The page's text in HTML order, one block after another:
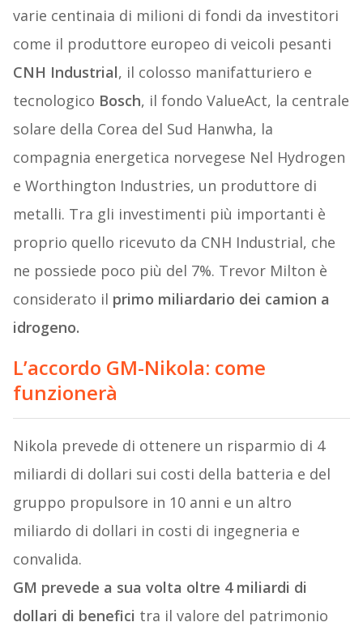
varie centinaia di milioni di fondi da investitori
come il produttore europeo di veicoli pesanti
CNH Industrial, il colosso manifatturiero e
tecnologico Bosch, il fondo ValueAct, la centrale
solare della Corea del Sud Hanwha, la
compagnia energetica norvegese Nel Hydrogen
e Worthington Industries, un produttore di
metalli. Tra gli investimenti più importanti è
proprio quello ricevuto da CNH Industrial, che
ne possiede poco più del 7%. Trevor Milton è
considerato il primo miliardario dei camion a
idrogeno.
L’accordo GM-Nikola: come
funzionerà
Nikola prevede di ottenere un risparmio di 4
miliardi di dollari sui costi della batteria e del
gruppo propulsore in 10 anni e un altro
miliardo di dollari in costi di ingegneria e
convalida.
GM prevede a sua volta oltre 4 miliardi di
dollari di benefici tra il valore del patrimonio